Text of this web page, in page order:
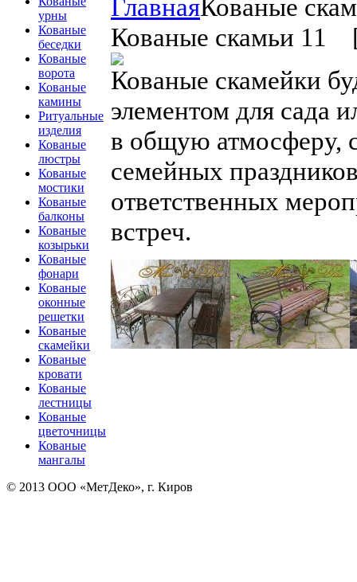
урны
Кованые
беседки
Кованые
ворота
Кованые
камины
Ритуальные
изделия
Кованые
люстры
Кованые
мостики
Кованые
балконы
Кованые
козырьки
Кованые
фонари
Кованые
оконные
решетки
Кованые
скамейки
Кованые
кровати
Кованые
лестницы
Кованые
цветочницы
Кованые
мангалы
ГлавнаяКованые
Кованые скамьи 11
Кованые скамейки
элементом для сада
в общую атмосферу,
семейных
ответственных
встреч.
© 2013 ООО «МетДеко», г. Киров